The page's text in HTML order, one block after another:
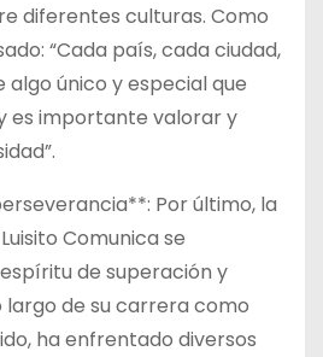
diferentes culturas. Como
“Cada país, cada ciudad,
único y especial que
es importante valorar y
Por último, la
Comunica se
de superación y
largo de su carrera como
ha enfrentado diversos